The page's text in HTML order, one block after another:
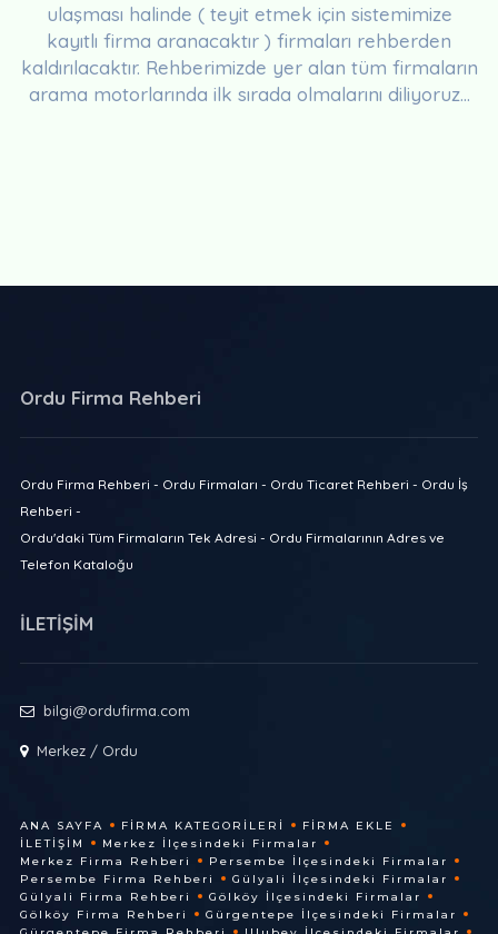
ulaşması halinde ( teyit etmek için sistemimize
kayıtlı firma aranacaktır ) firmaları rehberden
kaldırılacaktır. Rehberimizde yer alan tüm firmaların
arama motorlarında ilk sırada olmalarını diliyoruz...
Ordu Firma Rehberi
Ordu Firma Rehberi - Ordu Firmaları - Ordu Ticaret Rehberi - Ordu İş
Rehberi -
Ordu'daki Tüm Firmaların Tek Adresi - Ordu Firmalarının Adres ve
Telefon Kataloğu
İLETİŞİM
bilgi@ordufirma.com
Merkez / Ordu
ANA SAYFA FIRMA KATEGORILERI
FIRMA EKLE
İLETIŞIM
Merkez İlçesindeki Firmalar
Merkez Firma Rehberi
Persembe İlçesindeki Firmalar
Persembe Firma Rehberi
Gülyali İlçesindeki Firmalar
Gülyali Firma Rehberi
Gölköy İlçesindeki Firmalar
Gölköy Firma Rehberi
Gürgentepe İlçesindeki Firmalar